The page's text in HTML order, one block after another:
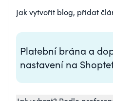
Jak vytvořit blog, přidat
Platební brána a
nastavení na